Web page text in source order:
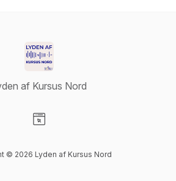
af Kursus Nord
© 2026 Lyden af Kursus Nord